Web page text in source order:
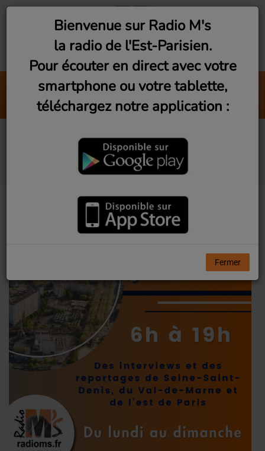
Bad Guy
Billie Ellish
Reportages / Interviews
de l'Est-Parisien
Bienvenue sur Radio M's
la radio de l'Est-Parisien.
Pour écouter en direct avec votre
smartphone ou votre tablette,
téléchargez notre application :
Fermer